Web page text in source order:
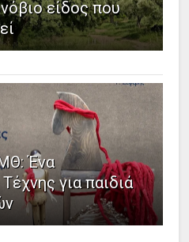
είδος που
Ένα
για παιδιά